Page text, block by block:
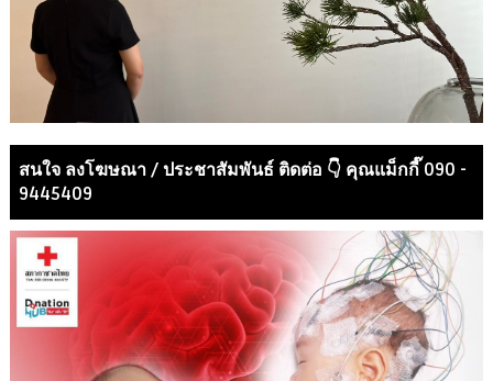
สนใจ ลงโฆษณา / ประชาสัมพันธ์ ติดต่อ 👇 คุณแม็กกี๊ 090 -
9445409